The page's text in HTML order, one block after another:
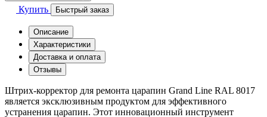
Купить Быстрый заказ
Описание
Характеристики
Доставка и оплата
Отзывы
Штрих-корректор для ремонта царапин Grand Line RAL 8017
является эксклюзивным продуктом для эффективного
устранения царапин. Этот инновационный инструмент